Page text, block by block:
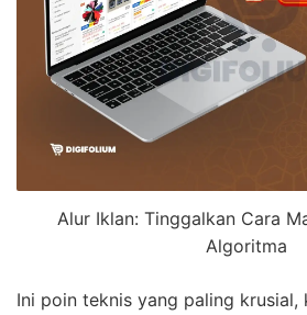
Alur Iklan: Tinggalkan Cara
Algoritma
Ini poin teknis yang paling krusial,